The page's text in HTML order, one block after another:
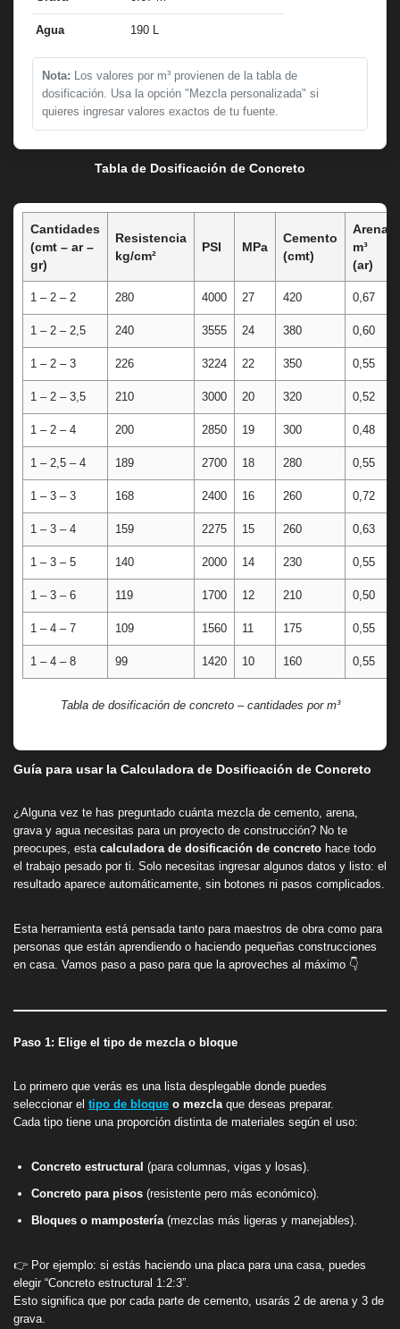
Tabla de Dosificación de Concreto
Cantidades
(cmt – ar –
gr)
Resistencia
kg/cm²
PSI MPa
Cemento
(cmt)
Arena
m³
(ar)
1 – 2 – 2 280 4000 27 420 0,67
1 – 2 – 2,5 240 3555 24 380 0,60
1 – 2 – 3 226 3224 22 350 0,55
1 – 2 – 3,5 210 3000 20 320 0,52
1 – 2 – 4 200 2850 19 300 0,48
1 – 2,5 – 4 189 2700 18 280 0,55
1 – 3 – 3 168 2400 16 260 0,72
1 – 3 – 4 159 2275 15 260 0,63
1 – 3 – 5 140 2000 14 230 0,55
1 – 3 – 6 119 1700 12 210 0,50
1 – 4 – 7 109 1560 11 175 0,55
1 – 4 – 8 99 1420 10 160 0,55
Tabla de dosificación de concreto – cantidades por m³
Guía para usar la Calculadora de Dosificación de Concreto
¿Alguna vez te has preguntado cuánta mezcla de cemento, arena,
grava y agua necesitas para un proyecto de construcción? No te
preocupes, esta calculadora de dosificación de concreto hace todo
el trabajo pesado por ti. Solo necesitas ingresar algunos datos y listo: el
resultado aparece automáticamente, sin botones ni pasos complicados.
Esta herramienta está pensada tanto para maestros de obra como para
personas que están aprendiendo o haciendo pequeñas construcciones
en casa. Vamos paso a paso para que la aproveches al máximo 👇
Paso 1: Elige el tipo de mezcla o bloque
Lo primero que verás es una lista desplegable donde puedes
seleccionar el tipo de bloque o mezcla que deseas preparar.
Cada tipo tiene una proporción distinta de materiales según el uso:
Concreto estructural (para columnas, vigas y losas).
Concreto para pisos (resistente pero más económico).
Bloques o mampostería (mezclas más ligeras y manejables).
👉 Por ejemplo: si estás haciendo una placa para una casa, puedes
elegir “Concreto estructural 1:2:3”.
Esto significa que por cada parte de cemento, usarás 2 de arena y 3 de
grava.